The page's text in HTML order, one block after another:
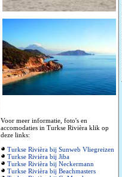
Voor meer informatie, foto's en
accomodaties in Turkse Rivièra klik op
deze links:
Turkse Rivièra bij Sunweb Vliegreizen
Turkse Rivièra bij Jiba
Turkse Rivièra bij Neckermann
Turkse Rivièra bij Beachmasters